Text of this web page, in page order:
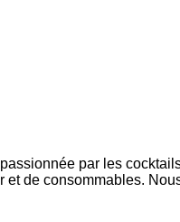
par les
et de consommables.